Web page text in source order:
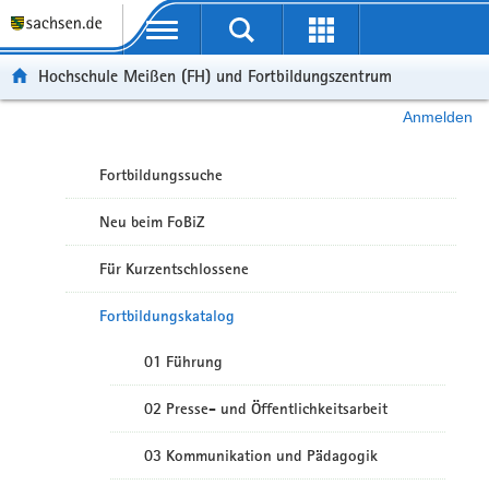
Portalübergreifende Navigation
Hochschule Meißen (FH) und Fortbildungszentrum
Anmelden
Fortbildungssuche
Neu beim FoBiZ
Für Kurzentschlossene
Fortbildungskatalog
01 Führung
02 Presse- und Öffentlichkeitsarbeit
03 Kommunikation und Pädagogik